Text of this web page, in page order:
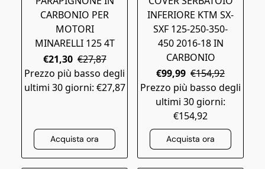
CARBONIO PER
MOTORI
MINARELLI 125 4T
€21,30 €27,87
Prezzo più basso degli
ultimi 30 giorni: €27,87
Acquista ora
INFERIORE KTM SX-
SXF 125-250-350-
450 2016-18 IN
CARBONIO
€99,99 €154,92
Prezzo più basso degli
ultimi 30 giorni:
€154,92
Acquista ora